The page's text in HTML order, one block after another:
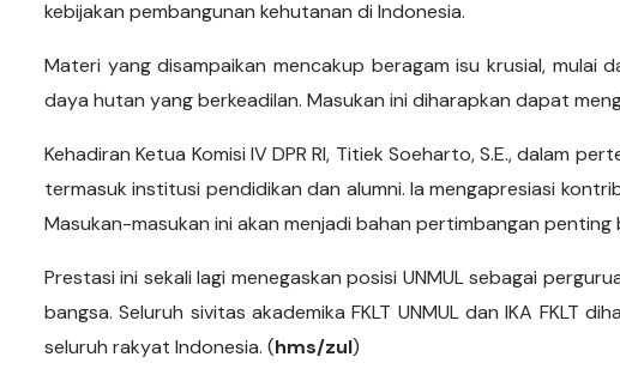
kebijakan pembangunan kehutanan di Indonesia.
Materi yang disampaikan mencakup beragam isu krusial,
daya hutan yang berkeadilan. Masukan ini diharapkan dapat
Kehadiran Ketua Komisi IV DPR RI, Titiek Soeharto, S.E., dalam
termasuk institusi pendidikan dan alumni. Ia mengapresiasi
Masukan-masukan ini akan menjadi bahan pertimbangan penting
Prestasi ini sekali lagi menegaskan posisi UNMUL sebagai
bangsa. Seluruh sivitas akademika FKLT UNMUL dan IKA
seluruh rakyat Indonesia. (hms/zul)